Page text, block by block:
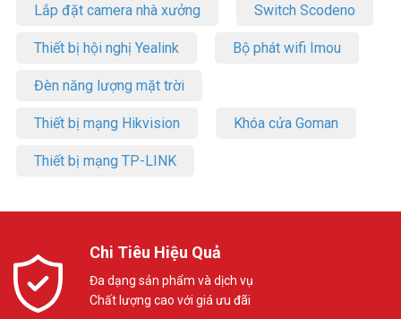
Lắp đặt camera nhà xưởng Switch Scodeno
Thiết bị hội nghị Yealink Bộ phát wifi Imou
Đèn năng lượng mặt trời
Thiết bị mạng Hikvision Khóa cửa Goman
Thiết bị mạng TP-LINK
Chi Tiêu Hiệu Quả
Đa dạng sản phẩm và dịch vụ
Chất lượng cao với giá ưu đãi